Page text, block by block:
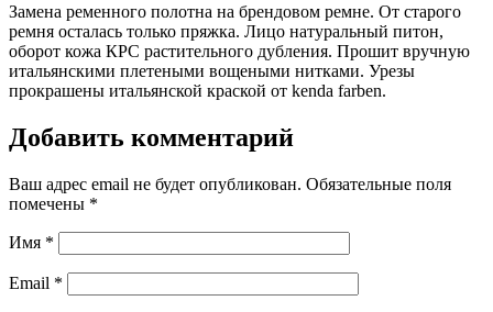
Замена ременного полотна на брендовом ремне. От старого
ремня осталась только пряжка. Лицо натуральный питон,
оборот кожа КРС растительного дубления. Прошит вручную
итальянскими плетеными вощеными нитками. Урезы
прокрашены итальянской краской от kenda farben.
Добавить комментарий
Ваш адрес email не будет опубликован. Обязательные поля
помечены *
Имя *
Email *